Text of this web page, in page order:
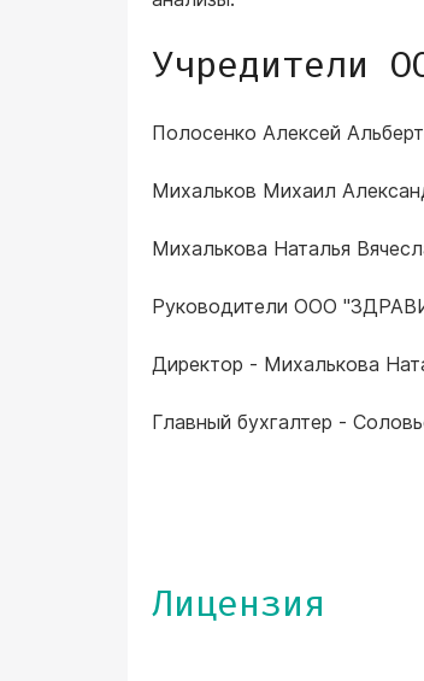
Учредители
Полосенко Алексей
Михальков Михаил
Михалькова Наталья
Руководители ООО
Директор - Михалькова
Главный бухгалтер -
Лицензия